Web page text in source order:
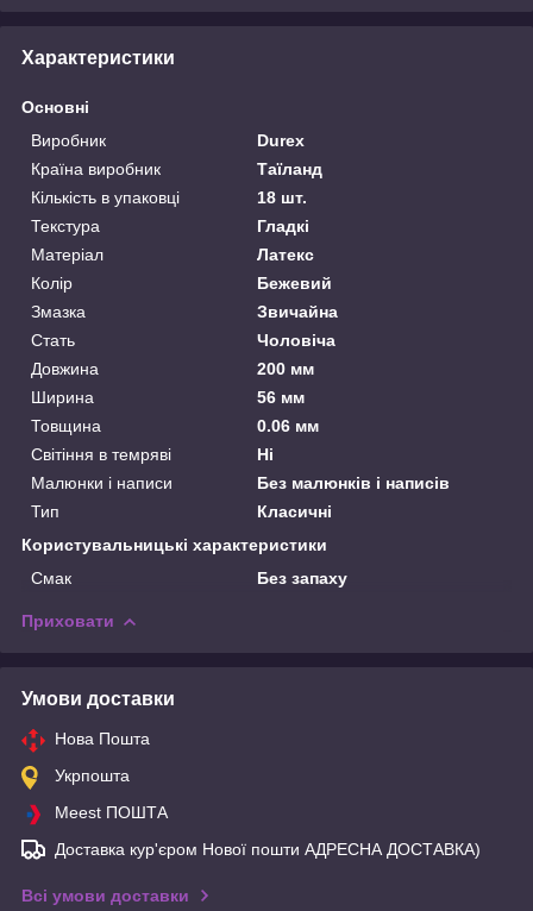
Характеристики
Основні
Виробник
Durex
Країна виробник
Таїланд
Кількість в упаковці
18 шт.
Текстура
Гладкі
Матеріал
Латекс
Колір
Бежевий
Змазка
Звичайна
Стать
Чоловіча
Довжина
200 мм
Ширина
56 мм
Товщина
0.06 мм
Світіння в темряві
Ні
Малюнки і написи
Без малюнків і написів
Тип
Класичні
Користувальницькі характеристики
Смак
Без запаху
Приховати
Умови доставки
Нова Пошта
Укрпошта
Meest ПОШТА
Доставка кур'єром Нової пошти АДРЕСНА ДОСТАВКА)
Всі умови доставки